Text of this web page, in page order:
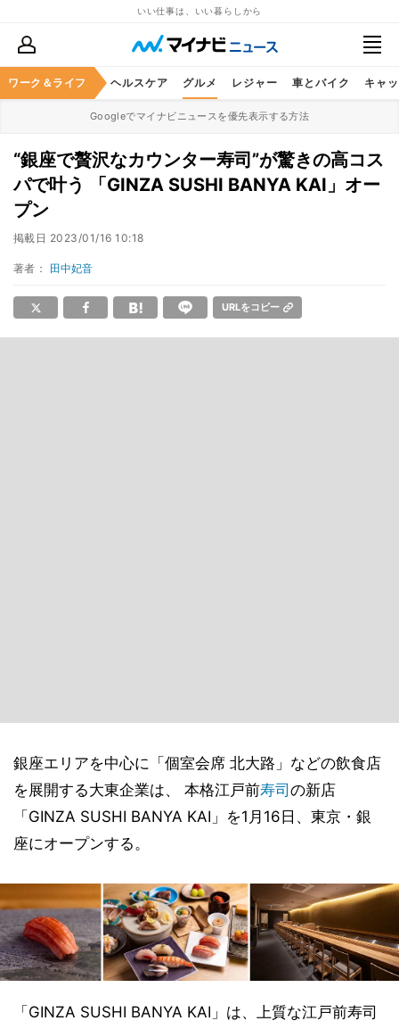
いい仕事は、いい暮らしから
ワーク＆ライフ
マネー 暮らし ヘルスケア グルメ レジャー 車とバイク キャ
Googleでマイナビニュースを優先表示する方法
“銀座で贅沢なカウンター寿司”が驚きの高コス
パで叶う 「GINZA SUSHI BANYA KAI」オー
プン
掲載日 2023/01/16 10:18
著者： 田中妃音
URLをコピー
銀座エリアを中心に「個室会席 北大路」などの飲食店
を展開する大東企業は、 本格江戸前寿司 の新店
「GINZA SUSHI BANYA KAI」を1月16日、東京・銀
座にオープンする。
「GINZA SUSHI BANYA KAI」は、上質な江戸前寿司